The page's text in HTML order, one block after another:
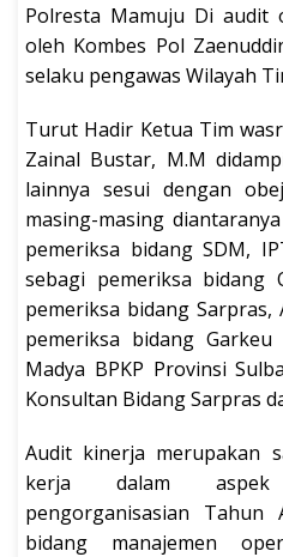
Polresta Mamuju Di audit
oleh Kombes Pol
selaku pengawas Wilayah
Turut Hadir Ketua Tim
Zainal Bustar, M.M
lainnya sesui dengan
masing-masing
pemeriksa bidang SDM,
sebagi pemeriksa bidang
pemeriksa bidang Sarpras,
pemeriksa bidang
Madya BPKP Provinsi
Konsultan Bidang Sarpras
Audit kinerja merupakan
kerja dalam aspek
pengorganisasian Tahun
bidang manajemen